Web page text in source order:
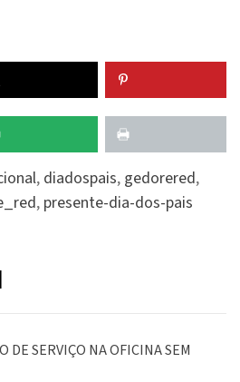
, diadospais, gedorered,
, presente-dia-dos-pais
DE SERVIÇO NA OFICINA SEM